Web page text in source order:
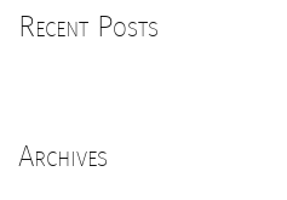
Recent Posts
Archives